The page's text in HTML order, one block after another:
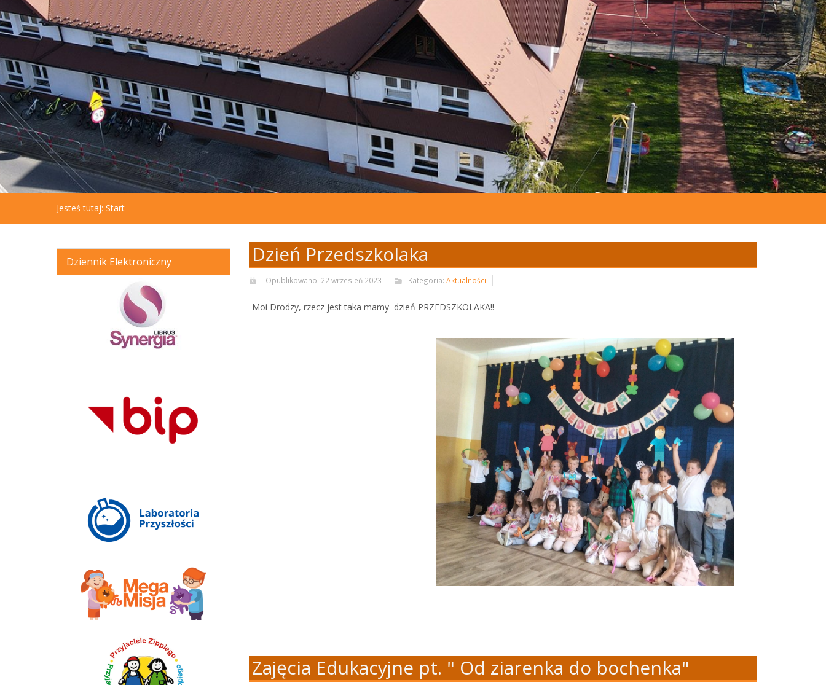
otworzyć
menu
dostępności.
Jesteś tutaj: Start
Dziennik Elektroniczny Dzień Przedszkolaka
Opublikowano: 22 wrzesień 2023 Kategoria: Aktualności
Moi Drodzy, rzecz jest taka mamy dzień PRZEDSZKOLAKA!!
Zajęcia Edukacyjne pt. " Od ziarenka do bochenka"